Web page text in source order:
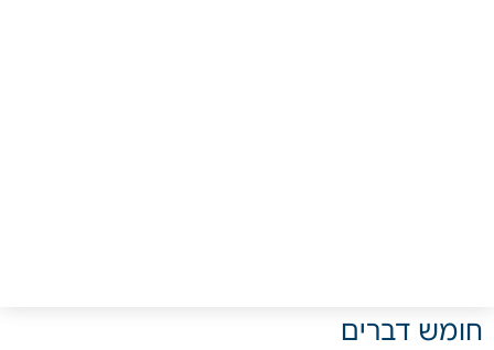
חומש דברים